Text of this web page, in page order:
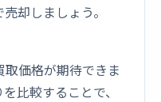
却しましょう。
価格が期待できま
比較することで、